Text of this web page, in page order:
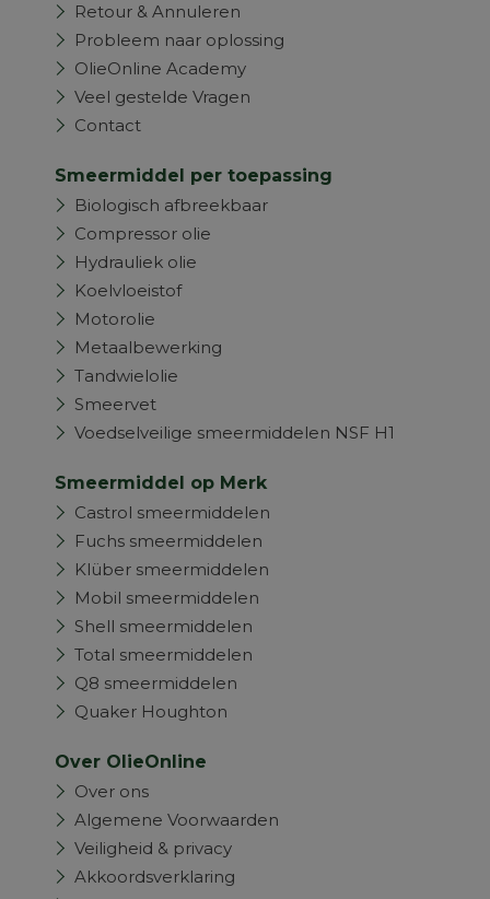
Retour & Annuleren
Probleem naar oplossing
OlieOnline Academy
Veel gestelde Vragen
Contact
Smeermiddel per toepassing
Biologisch afbreekbaar
Compressor olie
Hydrauliek olie
Koelvloeistof
Motorolie
Metaalbewerking
Tandwielolie
Smeervet
Voedselveilige smeermiddelen NSF H1
Smeermiddel op Merk
Castrol smeermiddelen
Fuchs smeermiddelen
Klüber smeermiddelen
Mobil smeermiddelen
Shell smeermiddelen
Total smeermiddelen
Q8 smeermiddelen
Quaker Houghton
Over OlieOnline
Over ons
Algemene Voorwaarden
Veiligheid & privacy
Akkoordsverklaring